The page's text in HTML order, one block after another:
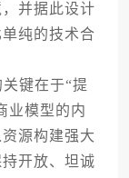
并据此设计
纯的技术合
键在于“提
业模型的内
源构建强大
开放、坦诚